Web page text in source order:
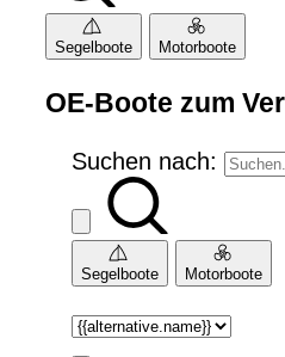
Segelboote Motorboote
OE-Boote zum
Suchen nach:
Segelboote Motorboote